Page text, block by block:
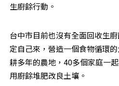
生廚餘行動。
台中市目前也沒有全面回收生
定自己來，營造一個食物循環
耕多年的農地，40多個家庭一
用廚餘堆肥改良土壤。